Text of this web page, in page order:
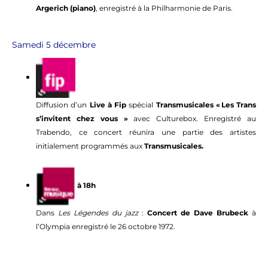
Argerich (piano), enregistré à la Philharmonie de Paris.
Samedi 5 décembre
Diffusion d’un Live à Fipspécial Transmusicales « Les Trans
s’invitent chez vous »avec Culturebox. Enregistré au
Trabendo, ce concert réunira une partie des artistes
initialement programmés aux Transmusicales.
à 18h
Dans Les Légendes du jazz: Concert de Dave Brubeck à
l’Olympia enregistré le 26 octobre 1972.